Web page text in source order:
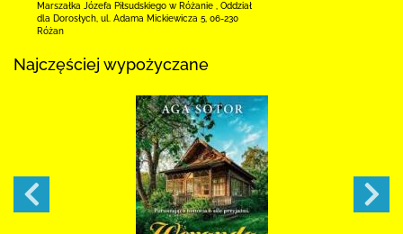
Marszałka Józefa Piłsudskiego w Różanie
Oddział
dla Dorosłych, ul. Adama Mickiewicza 5 06-230
Różan
Najczęściej wypożyczane